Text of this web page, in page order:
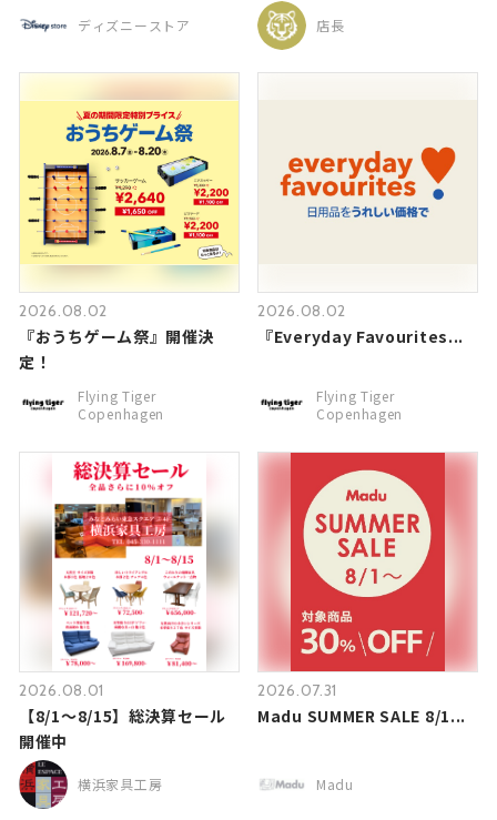
ディズニーストア 店長
2026.08.02
『おうちゲーム祭』開催決
定！
Flying Tiger
Copenhagen
2026.08.02
『Everyday Favourites...
Flying Tiger
Copenhagen
2026.08.01
【8/1～8/15】総決算セール
開催中
横浜家具工房
2026.07.31
Madu SUMMER SALE 8/1...
Madu